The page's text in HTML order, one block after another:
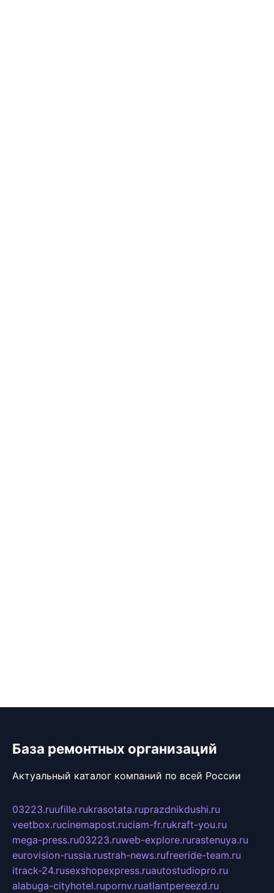
База ремонтных организаций
Актуальный каталог компаний по всей России
03223.ruufille.rukrasotata.ruprazdnikdushi.ru
veetbox.rucinemapost.ruciam-fr.rukraft-you.ru
mega-press.ru03223.ruweb-explore.rurastenuya.ru
eurovision-russia.rustrah-news.rufreeride-team.ru
itrack-24.rusexshopexpress.ruautostudiopro.ru
alabuga-cityhotel.rupornv.ruatlantpereezd.ru